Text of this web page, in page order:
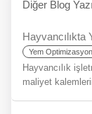
Diğer Blog
Yem
Hayvancılık
maliyet